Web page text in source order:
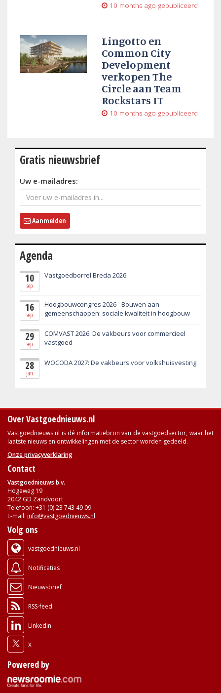
10 months ago gepubliceerd
Lingotto en
Common City
Development
verkopen The
Circle aan Team
Rockstars IT
10 months ago gepubliceerd
Gratis nieuwsbrief
Uw e-mailadres:
Aanmelden
Agenda
10
sep
Vastgoedborrel Breda 2026
16
sep
Hoogbouwcongres 2026 - Bouwen aan
gemeenschappen: sociale kwaliteit in hoogbouw
29
sep
COMVAST 2026: De vakbeurs voor commercieel
vastgoed
28
jan
WOCODA 2027: De vakbeurs voor volkshuisvesting
Over Vastgoednieuws.nl
Vastgoednieuws.nl is dé informatiebron van de vastgoedsector, waar het
laatste nieuws en ontwikkelingen met de sector worden gedeeld.
Onze privacyverklaring
Contact
Vastgoednieuws b.v.
Hogeweg 19
2042 GD Zandvoort
Telefoon: +31 (0) 23 743 49 09
E-mail: info@vastgoednieuws.nl
Volg ons
vastgoednieuws.nl
Notificaties
Nieuwsbrief
RSS-feed
Linkedin
X
Powered by